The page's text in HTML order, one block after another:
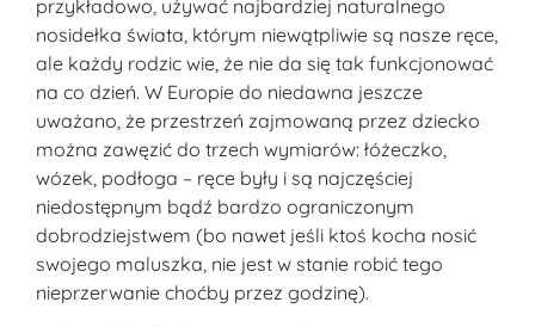
przykładowo, używać najbardziej naturalnego
nosidełka świata, którym niewątpliwie są nasze ręce,
ale każdy rodzic wie, że nie da się tak funkcjonować
na co dzień. W Europie do niedawna jeszcze
uważano, że przestrzeń zajmowaną przez dziecko
można zawęzić do trzech wymiarów: łóżeczko,
wózek, podłoga – ręce były i są najczęściej
niedostępnym bądź bardzo ograniczonym
dobrodziejstwem (bo nawet jeśli ktoś kocha nosić
swojego maluszka, nie jest w stanie robić tego
nieprzerwanie choćby przez godzinę).